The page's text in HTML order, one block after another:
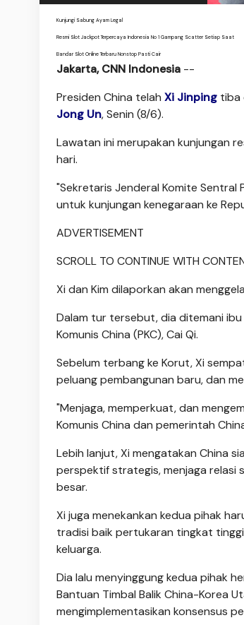
Kunjungi Sabung Ayam Legal
Resmi Slot Jackpot Terpercaya Indonesia No 1 Gampang Scatter Setiap Saat
Bandar Slot Online Terbaru Nonstop Pasti Cair
Jakarta, CNN Indonesia --
Presiden China telah Xi Jinping tiba
Jong Un, Senin (8/6).
Lawatan ini merupakan kunjungan
hari.
"Sekretaris Jenderal Komite Sentral
untuk kunjungan kenegaraan ke
ADVERTISEMENT
SCROLL TO CONTINUE WITH
Xi dan Kim dilaporkan akan
Dalam tur tersebut, dia ditemani ibu
Komunis China (PKC), Cai Qi.
Sebelum terbang ke Korut, Xi
peluang pembangunan baru, dan
"Menjaga, memperkuat, dan
Komunis China dan pemerintah
Lebih lanjut, Xi mengatakan China
perspektif strategis, menjaga relasi
besar.
Xi juga menekankan kedua pihak
tradisi baik pertukaran tingkat
keluarga.
Dia lalu menyinggung kedua pihak
Bantuan Timbal Balik China-Korea
mengimplementasikan konsensus